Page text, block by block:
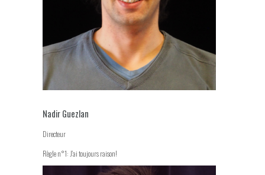
Nadir Guezlan
Directeur
Règle n°1: J'ai toujours raison!